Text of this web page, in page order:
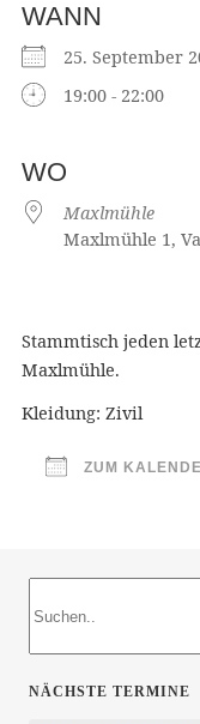
WANN
25. September
19:00 - 22:00
WO
Maxlmühle
Maxlmühle 1,
Stammtisch jeden
Maxlmühle.
Kleidung: Zivil
ZUM
NÄCHSTE TERMINE